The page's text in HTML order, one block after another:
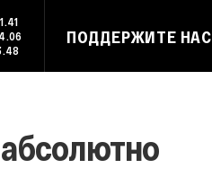
ПОДДЕРЖИТЕ НАС